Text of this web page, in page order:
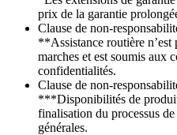
prix de la garantie
Clause de non-
**Assistance routière n’est
marches et est soumis aux
confidentialités.
Clause de non-
***Disponibilités de
finalisation du processus
générales.